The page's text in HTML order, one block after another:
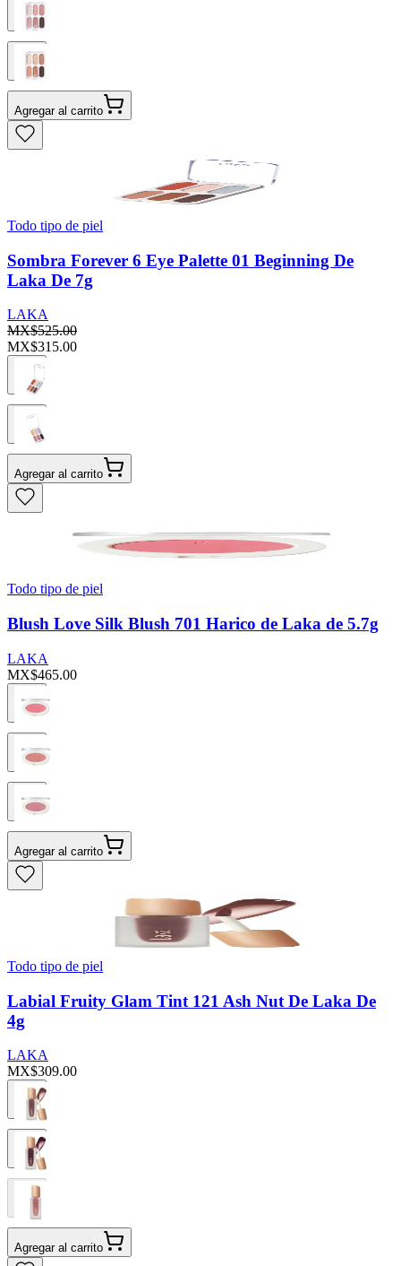
Agregar al carrito
Todo tipo de piel
Sombra Forever 6 Eye Palette 01 Beginning De
Laka De 7g
LAKA
MX$525.00
MX$315.00
Agregar al carrito
Todo tipo de piel
Blush Love Silk Blush 701 Harico de Laka de 5.7g
LAKA
MX$465.00
Agregar al carrito
Todo tipo de piel
Labial Fruity Glam Tint 121 Ash Nut De Laka De
4g
LAKA
MX$309.00
Agregar al carrito